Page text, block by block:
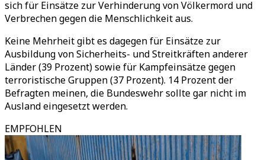
sich für Einsätze zur Verhinderung von Völkermord und
Verbrechen gegen die Menschlichkeit aus.
Keine Mehrheit gibt es dagegen für Einsätze zur
Ausbildung von Sicherheits- und Streitkräften anderer
Länder (39 Prozent) sowie für Kampfeinsätze gegen
terroristische Gruppen (37 Prozent). 14 Prozent der
Befragten meinen, die Bundeswehr sollte gar nicht im
Ausland eingesetzt werden.
EMPFOHLEN